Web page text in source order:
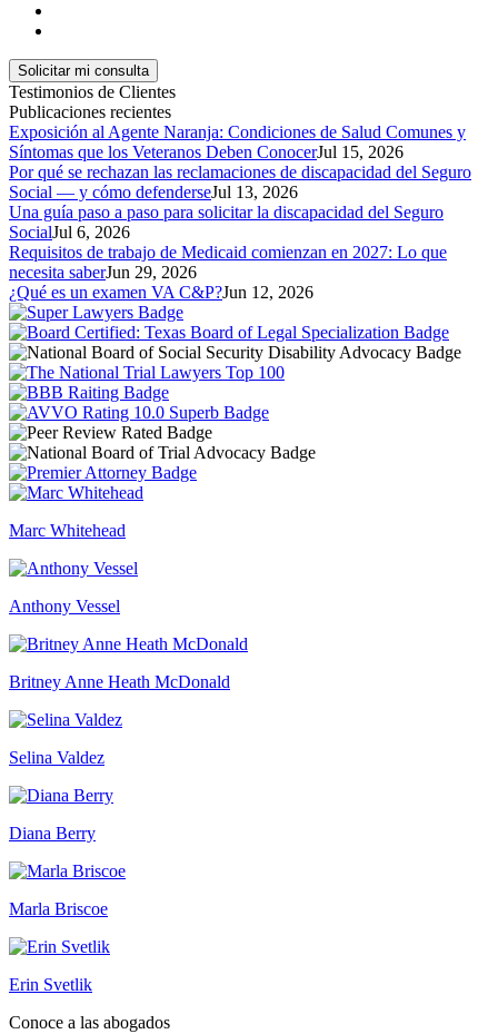
Testimonios de Clientes
Publicaciones recientes
Exposición al Agente Naranja: Condiciones de Salud Comunes y
Síntomas que los Veteranos Deben ConocerJul 15, 2026
Por qué se rechazan las reclamaciones de discapacidad del Seguro
Social — y cómo defenderseJul 13, 2026
Una guía paso a paso para solicitar la discapacidad del Seguro
SocialJul 6, 2026
Requisitos de trabajo de Medicaid comienzan en 2027: Lo que
necesita saberJun 29, 2026
¿Qué es un examen VA C&P?Jun 12, 2026
Marc Whitehead
Anthony Vessel
Britney Anne Heath McDonald
Selina Valdez
Diana Berry
Marla Briscoe
Erin Svetlik
Conoce a las abogados